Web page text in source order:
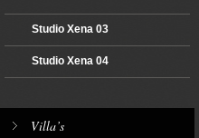
Studio Xena 03
Studio Xena 04
Villa’s